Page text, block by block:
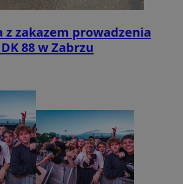
z zakazem prowadzenia
88 w Zabrzu